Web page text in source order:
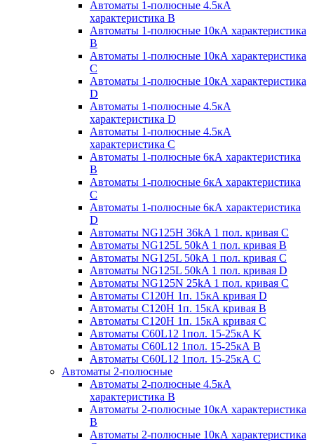
Автоматы 1-полюсные 4.5кА
характеристика В
Автоматы 1-полюсные 10кА характеристика
B
Автоматы 1-полюсные 10кА характеристика
C
Автоматы 1-полюсные 10кА характеристика
D
Автоматы 1-полюсные 4.5кА
характеристика D
Автоматы 1-полюсные 4.5кА
характеристика С
Автоматы 1-полюсные 6кА характеристика
B
Автоматы 1-полюсные 6кА характеристика
C
Автоматы 1-полюсные 6кА характеристика
D
Автоматы NG125H 36kA 1 пол. кривая C
Автоматы NG125L 50kA 1 пол. кривая B
Автоматы NG125L 50kA 1 пол. кривая C
Автоматы NG125L 50kA 1 пол. кривая D
Автоматы NG125N 25kA 1 пол. кривая C
Автоматы С120H 1п. 15кА кривая D
Автоматы С120H 1п. 15кА кривая В
Автоматы С120H 1п. 15кА кривая С
Автоматы С60L12 1пол. 15-25кА K
Автоматы С60L12 1пол. 15-25кА В
Автоматы С60L12 1пол. 15-25кА С
Автоматы 2-полюсные
Автоматы 2-полюсные 4.5кА
характеристика В
Автоматы 2-полюсные 10кА характеристика
B
Автоматы 2-полюсные 10кА характеристика